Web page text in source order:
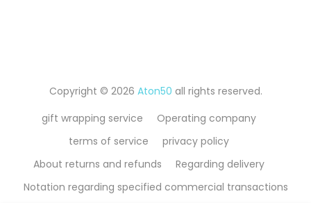
Copyright © 2026 Aton50 all rights reserved.
gift wrapping service
Operating company
terms of service
privacy policy
About returns and refunds
Regarding delivery
Notation regarding specified commercial transactions